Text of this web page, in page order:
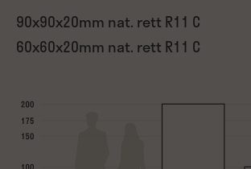
90x90x20mm nat. rett R11 C
60x60x20mm nat. rett R11 C